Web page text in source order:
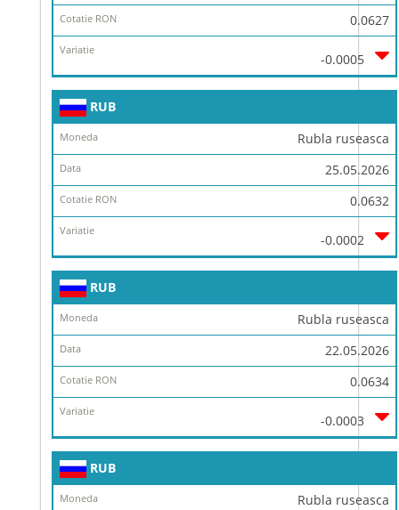
0.0627
-0.0005
RUB
Rubla ruseasca
25.05.2026
0.0632
-0.0002
RUB
Rubla ruseasca
22.05.2026
0.0634
-0.0003
RUB
Rubla ruseasca